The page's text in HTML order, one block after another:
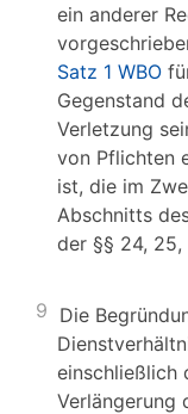
ein anderer
Satz 1 WBO
Gegenstand
Verletzung
von Pflichten
ist, die im
Abschnitts
der §§ 24,
9 Die
einschließlich
Verlängerung